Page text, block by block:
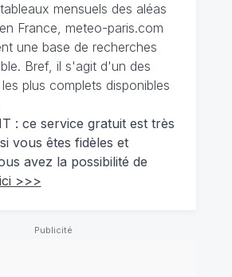
mensuels des aléas
France, meteo-paris.com
une base de recherches
Bref, il s'agit d'un des
plus complets disponibles
: ce service gratuit est très
vous êtes fidèles et
avez la possibilité de
>>>